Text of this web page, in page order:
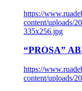
https://
content/uploads/
335x256.jpg
“PROSA”
https://
content/uploads/